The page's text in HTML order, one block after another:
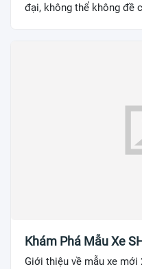
đại, không thể không đề
Khám Phá Mẫu Xe
Giới thiệu về mẫu xe mới